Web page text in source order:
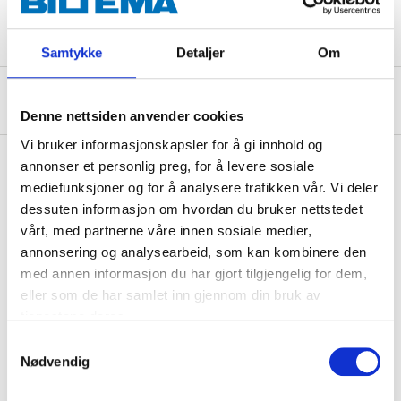
Samtykke Detaljer Om
Denne nettsiden anvender cookies
Vi bruker informasjonskapsler for å gi innhold og
annonser et personlig preg, for å levere sosiale
mediefunksjoner og for å analysere trafikken vår. Vi deler
dessuten informasjon om hvordan du bruker nettstedet
vårt, med partnerne våre innen sosiale medier,
annonsering og analysearbeid, som kan kombinere den
med annen informasjon du har gjort tilgjengelig for dem,
eller som de har samlet inn gjennom din bruk av
Nødvendig
Sikkerhetsinformasjon og øvrige dokumenter
Kjøp & Hent
Kjøp & Hent i ditt varehus.
LES MER